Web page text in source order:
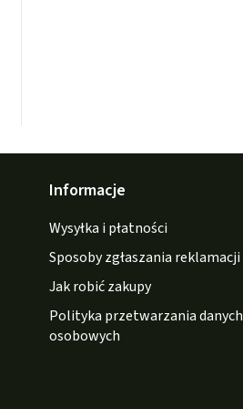
Informacje
Wysyłka i płatności
Sposoby zgłaszania reklamacji
Jak robić zakupy
Polityka przetwarzania danych
osobowych